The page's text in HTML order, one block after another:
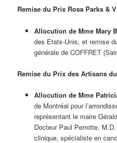
Remise du Prix Rosa Parks &
Allocution de Mme Mary
des Etats-Unis, et remise
générale de COFFRET
Remise du Prix des Artisans
Allocution de Mme
de Montréal pour
représentant le maire
Docteur Paul Perrotte,
clinique, spécialiste en